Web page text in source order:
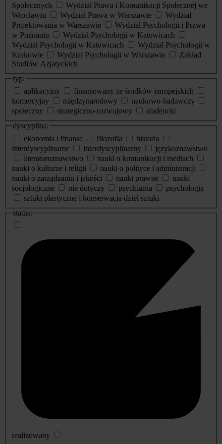
Społecznych
Wydział Prawa i Komunikacji Społecznej we
Wrocławiu
Wydział Prawa w Warszawie
Wydział
Projektowania w Warszawie
Wydział Psychologii i Prawa
w Poznaniu
Wydział Psychologii w Katowicach
Wydział Psychologii w Katowicach
Wydział Psychologii w
Krakowie
Wydział Psychologii w Warszawie
Zakład
Studiów Azjatyckich
typ:
aplikacyjny
finansowany ze środków europejskich
komercyjny
międzynarodowy
naukowo-badawczy
społeczny
strategiczno-rozwojowy
studencki
dyscyplina:
ekonomia i finanse
filozofia
historia
interdyscyplinarne
interdyscyplinarny
językoznawstwo
literaturoznawstwo
nauki o komunikacji i mediach
nauki o kulturze i religii
nauki o polityce i administracji
nauki o zarządzaniu i jakości
nauki prawne
nauki
socjologiczne
nie dotyczy psychiatria
psychologia
sztuki plastyczne i konserwacja dzieł sztuki
status:
realizowany